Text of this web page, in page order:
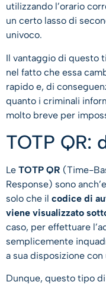
utilizzando l’orario
un certo lasso di
univoco.
Il vantaggio di questo
nel fatto che essa
rapido e, di
quanto i criminali
molto breve per
TOTP QR:
Le TOTP QR (Time-
Response) sono
solo che il codice di
viene visualizzato
caso, per effettuare
semplicemente
a sua disposizione
Dunque, questo tipo